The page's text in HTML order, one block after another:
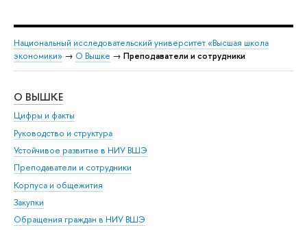
Национальный исследовательский университет «Высшая школа
экономики» → О Вышке → Преподаватели и сотрудники
О ВЫШКЕ
Цифры и факты
Руководство и структура
Устойчивое развитие в НИУ ВШЭ
Преподаватели и сотрудники
Корпуса и общежития
Закупки
Обращения граждан в НИУ ВШЭ